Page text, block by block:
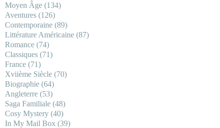
Moyen Âge (134)
Aventures (126)
Contemporaine (89)
Littérature Américaine (87)
Romance (74)
Classiques (71)
France (71)
Xviième Siècle (70)
Biographie (64)
Angleterre (53)
Saga Familiale (48)
Cosy Mystery (40)
In My Mail Box (39)